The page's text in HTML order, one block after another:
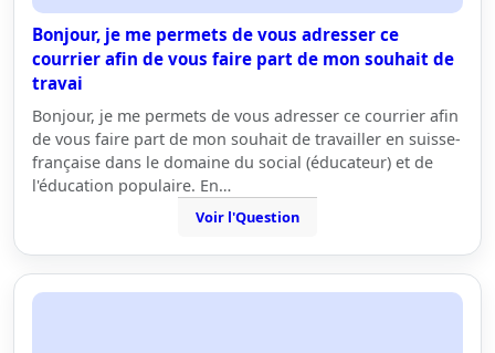
Bonjour, je me permets de vous adresser ce
courrier afin de vous faire part de mon souhait de
travai
Bonjour, je me permets de vous adresser ce courrier afin
de vous faire part de mon souhait de travailler en suisse-
française dans le domaine du social (éducateur) et de
l'éducation populaire. En…
Voir l'Question